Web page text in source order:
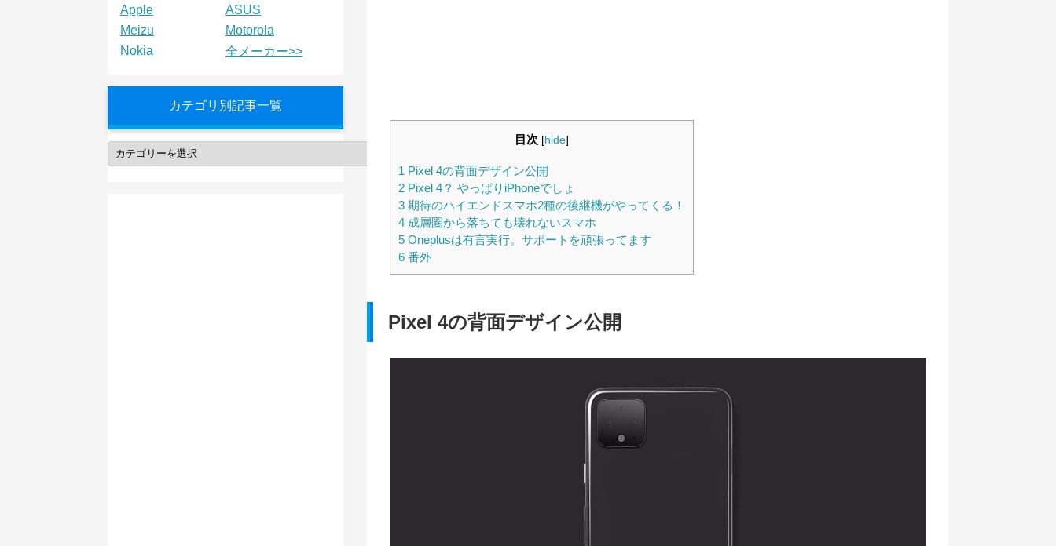
目次 [hide]
1 Pixel 4の背面デザイン公開
2 Pixel 4？ やっぱりiPhoneでしょ
3 期待のハイエンドスマホ2種の後継機がやってくる！
4 成層圏から落ちても壊れないスマホ
5 Oneplusは有言実行。サポートを頑張ってます
6 番外
Pixel 4の背面デザイン公開
Apple
ASUS
Meizu
Motorola
Nokia
全メーカー>>
カテゴリ別記事一覧